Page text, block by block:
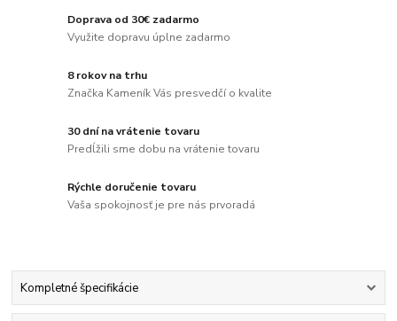
Doprava od 30€ zadarmo
Využite dopravu úplne zadarmo
8 rokov na trhu
Značka Kameník Vás presvedčí o kvalite
30 dní na vrátenie tovaru
Predĺžili sme dobu na vrátenie tovaru
Rýchle doručenie tovaru
Vaša spokojnosť je pre nás prvoradá
Kompletné špecifikácie